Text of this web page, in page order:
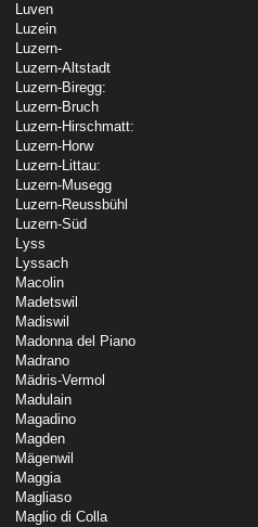
Luven
Luzein
Luzern-
Luzern-Altstadt
Luzern-Biregg:
Luzern-Bruch
Luzern-Hirschmatt:
Luzern-Horw
Luzern-Littau:
Luzern-Musegg
Luzern-Reussbühl
Luzern-Süd
Lyss
Lyssach
Macolin
Madetswil
Madiswil
Madonna del Piano
Madrano
Mädris-Vermol
Madulain
Magadino
Magden
Mägenwil
Maggia
Magliaso
Maglio di Colla